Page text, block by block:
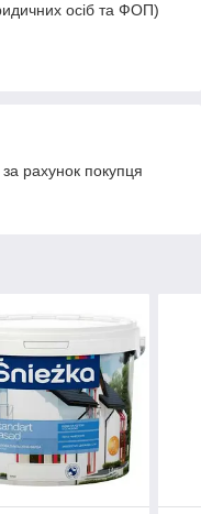
осіб та ФОП)
рахунок покупця